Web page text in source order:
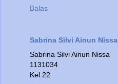
Balas
Sabrina Silvi Ainun Nissa
Sabrina Silvi Ainun Nissa
1131034
Kel 22